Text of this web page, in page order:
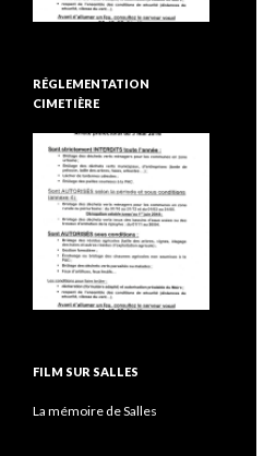
RÉGLEMENTATION
CIMETIÈRE
FILM SUR SALLES
La mémoire de Salles